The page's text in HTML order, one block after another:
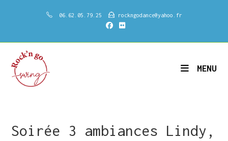
06.62.05.79.25 rockngodance@yahoo.fr
MENU
Soirée 3 ambiances Lindy,